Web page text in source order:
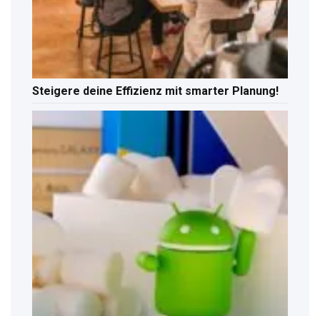
Steigere deine Effizienz mit smarter Planung!